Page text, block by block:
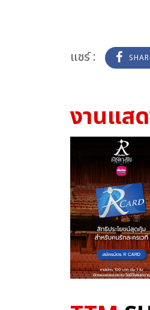
แชร์ :
งานแส